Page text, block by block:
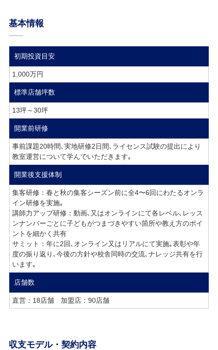
基本情報
初期投資目安
1,000万円
標準店舗坪数
13坪～30坪
開業前研修
事前課題20時間､実地研修2日間､ライセンス試験の提出により
教室運営について学んでいただきます｡
開業後支援体制
集客研修：春と秋の集客シーズン前に全4〜6回にわたるオンラ
イン研修を実施｡
講師力アップ研修：動画､又はオンラインにて各レベル､レッス
ンナンバーごとに子どもがつまづきやすい箇所や教え方のポイ
ントを細かく共有
サミット：年に2回､オンライン又はリアルにて実施｡表彰や年
度の振り返り､今後の方針や校舎同時の交流､ナレッジ共有を行
います｡
店舗数
直営：18店舗 加盟店：90店舗
収支モデル・契約内容